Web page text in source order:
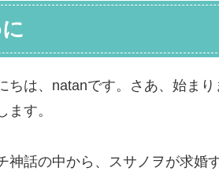
ちは、natanです。さあ、始ま
ます。
神話の中から、スサノヲが求婚